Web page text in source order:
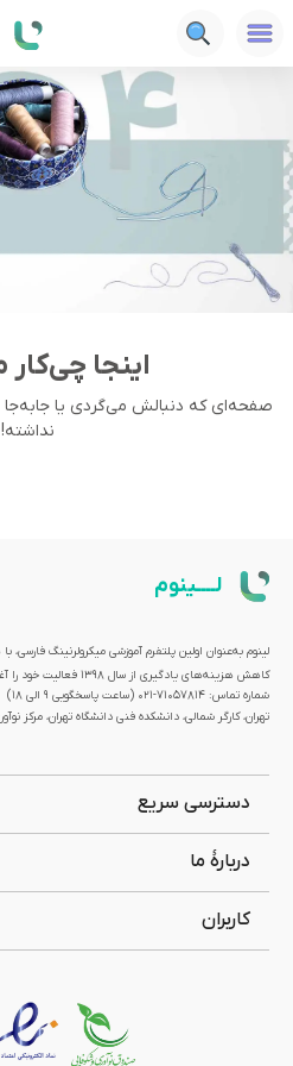
اینجا
صفحه‌ای که دنبالش می‌گردی یا جا‌به‌جا
نداشته!
لــــینوم
لینوم به‌عنوان اولین پلتفرم آموزشی میکرولرنینگ
کاهش هزینه‌های یادگیری از سال 1398 فعالیت خود را آغاز کرده‌است.
شماره تماس: 71057814-021 (ساعت پاسخگویی ۹ الی ۱۸)
تهران، کارگر شمالی، دانشکده فنی دانشگاه تهران، مرکز
دسترسی سریع
دربارۀ ما
کاربران